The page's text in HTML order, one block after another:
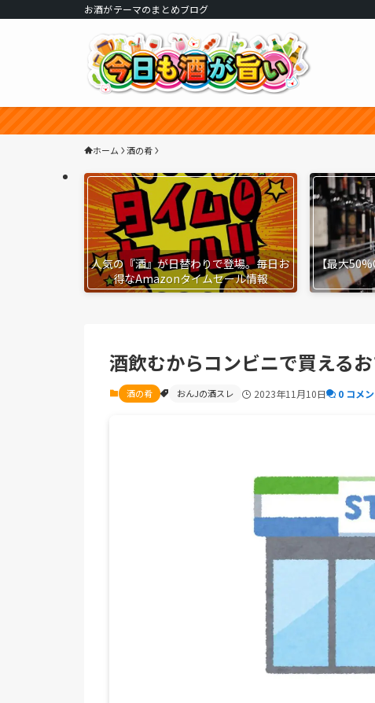
お酒がテーマのまとめブログ
ホーム 酒の肴
人気の『酒』が日替わりで登場。毎日お
得なAmazonタイムセール情報
【最大
酒飲むからコンビニで買える
酒の肴 おんJの酒スレ 2023年11月10日 0 コメ